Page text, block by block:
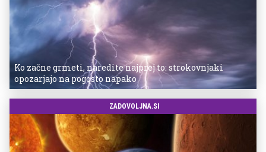
Ko začne grmeti, naredite najprej to: strokovnjaki
opozarjajo na pogosto napako
ZADOVOLJNA.SI